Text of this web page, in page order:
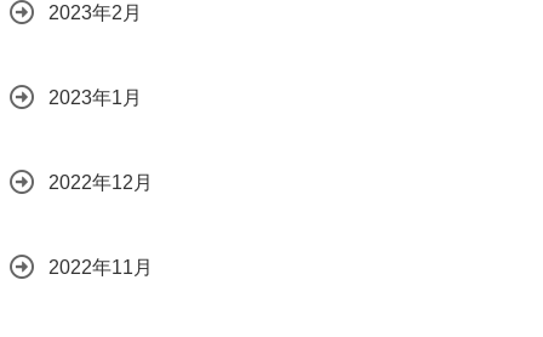
2023年2月
2023年1月
2022年12月
2022年11月